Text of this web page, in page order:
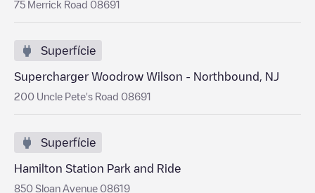
75 Merrick Road 08691
Superfície
Supercharger Woodrow Wilson - Northbound, NJ
200 Uncle Pete's Road 08691
Superfície
Hamilton Station Park and Ride
850 Sloan Avenue 08619